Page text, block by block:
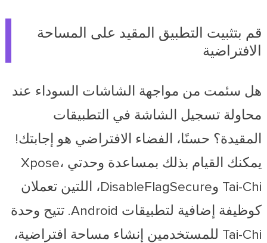
قم بتثبيت التطبيق المقيد على المساحة
الافتراضية
هل سئمت من مواجهة الشاشات السوداء عند
محاولة تسجيل الشاشة في التطبيقات
المقيدة؟ حسنًا، الفضاء الافتراضي هو إجابتك!
يمكنك القيام بذلك بمساعدة وحدتي Xpose،
Tai-Chi وDisableFlagSecure، اللتين تعملان
كوظيفة إضافية لتطبيقات Android. تتيح وحدة
Tai-Chi للمستخدمين إنشاء مساحة افتراضية،